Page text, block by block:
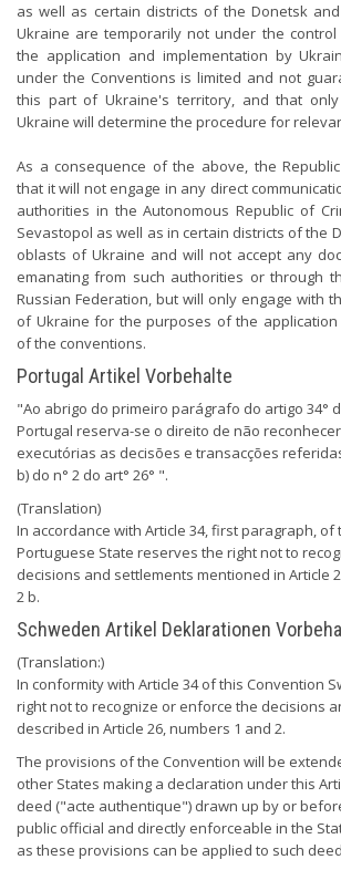
as well as certain districts of the Donetsk
Ukraine are temporarily not under the
the application and implementation by
under the Conventions is limited and not
this part of Ukraine's territory, and that
Ukraine will determine the procedure for
As a consequence of the above, the
that it will not engage in any direct
authorities in the Autonomous Republic of
Sevastopol as well as in certain districts of the
oblasts of Ukraine and will not accept any
emanating from such authorities or through
Russian Federation, but will only engage with
of Ukraine for the purposes of the
of the conventions.
Portugal Artikel Vorbehalte
"Ao abrigo do primeiro parágrafo do artigo 34°
Portugal reserva-se o direito de não
executórias as decisões e transacções
b) do n° 2 do art° 26° ".
(Translation)
In accordance with Article 34, first paragraph, of
Portuguese State reserves the right not to
decisions and settlements mentioned in Article
2 b.
Schweden Artikel Deklarationen
(Translation:)
In conformity with Article 34 of this Convention
right not to recognize or enforce the decisions
described in Article 26, numbers 1 and 2.
The provisions of the Convention will be
other States making a declaration under this
deed ("acte authentique") drawn up by or
public official and directly enforceable in the
as these provisions can be applied to such